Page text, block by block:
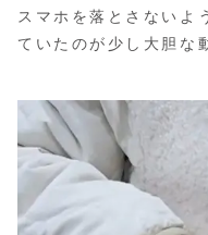
スマホを落とさないよ
ていたのが少し大胆な